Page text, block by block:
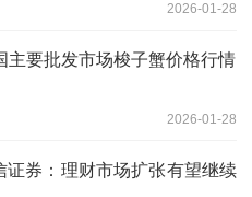
2026-01-28
主要批发市场梭子蟹价格行情
2026-01-28
券：理财市场扩张有望继续